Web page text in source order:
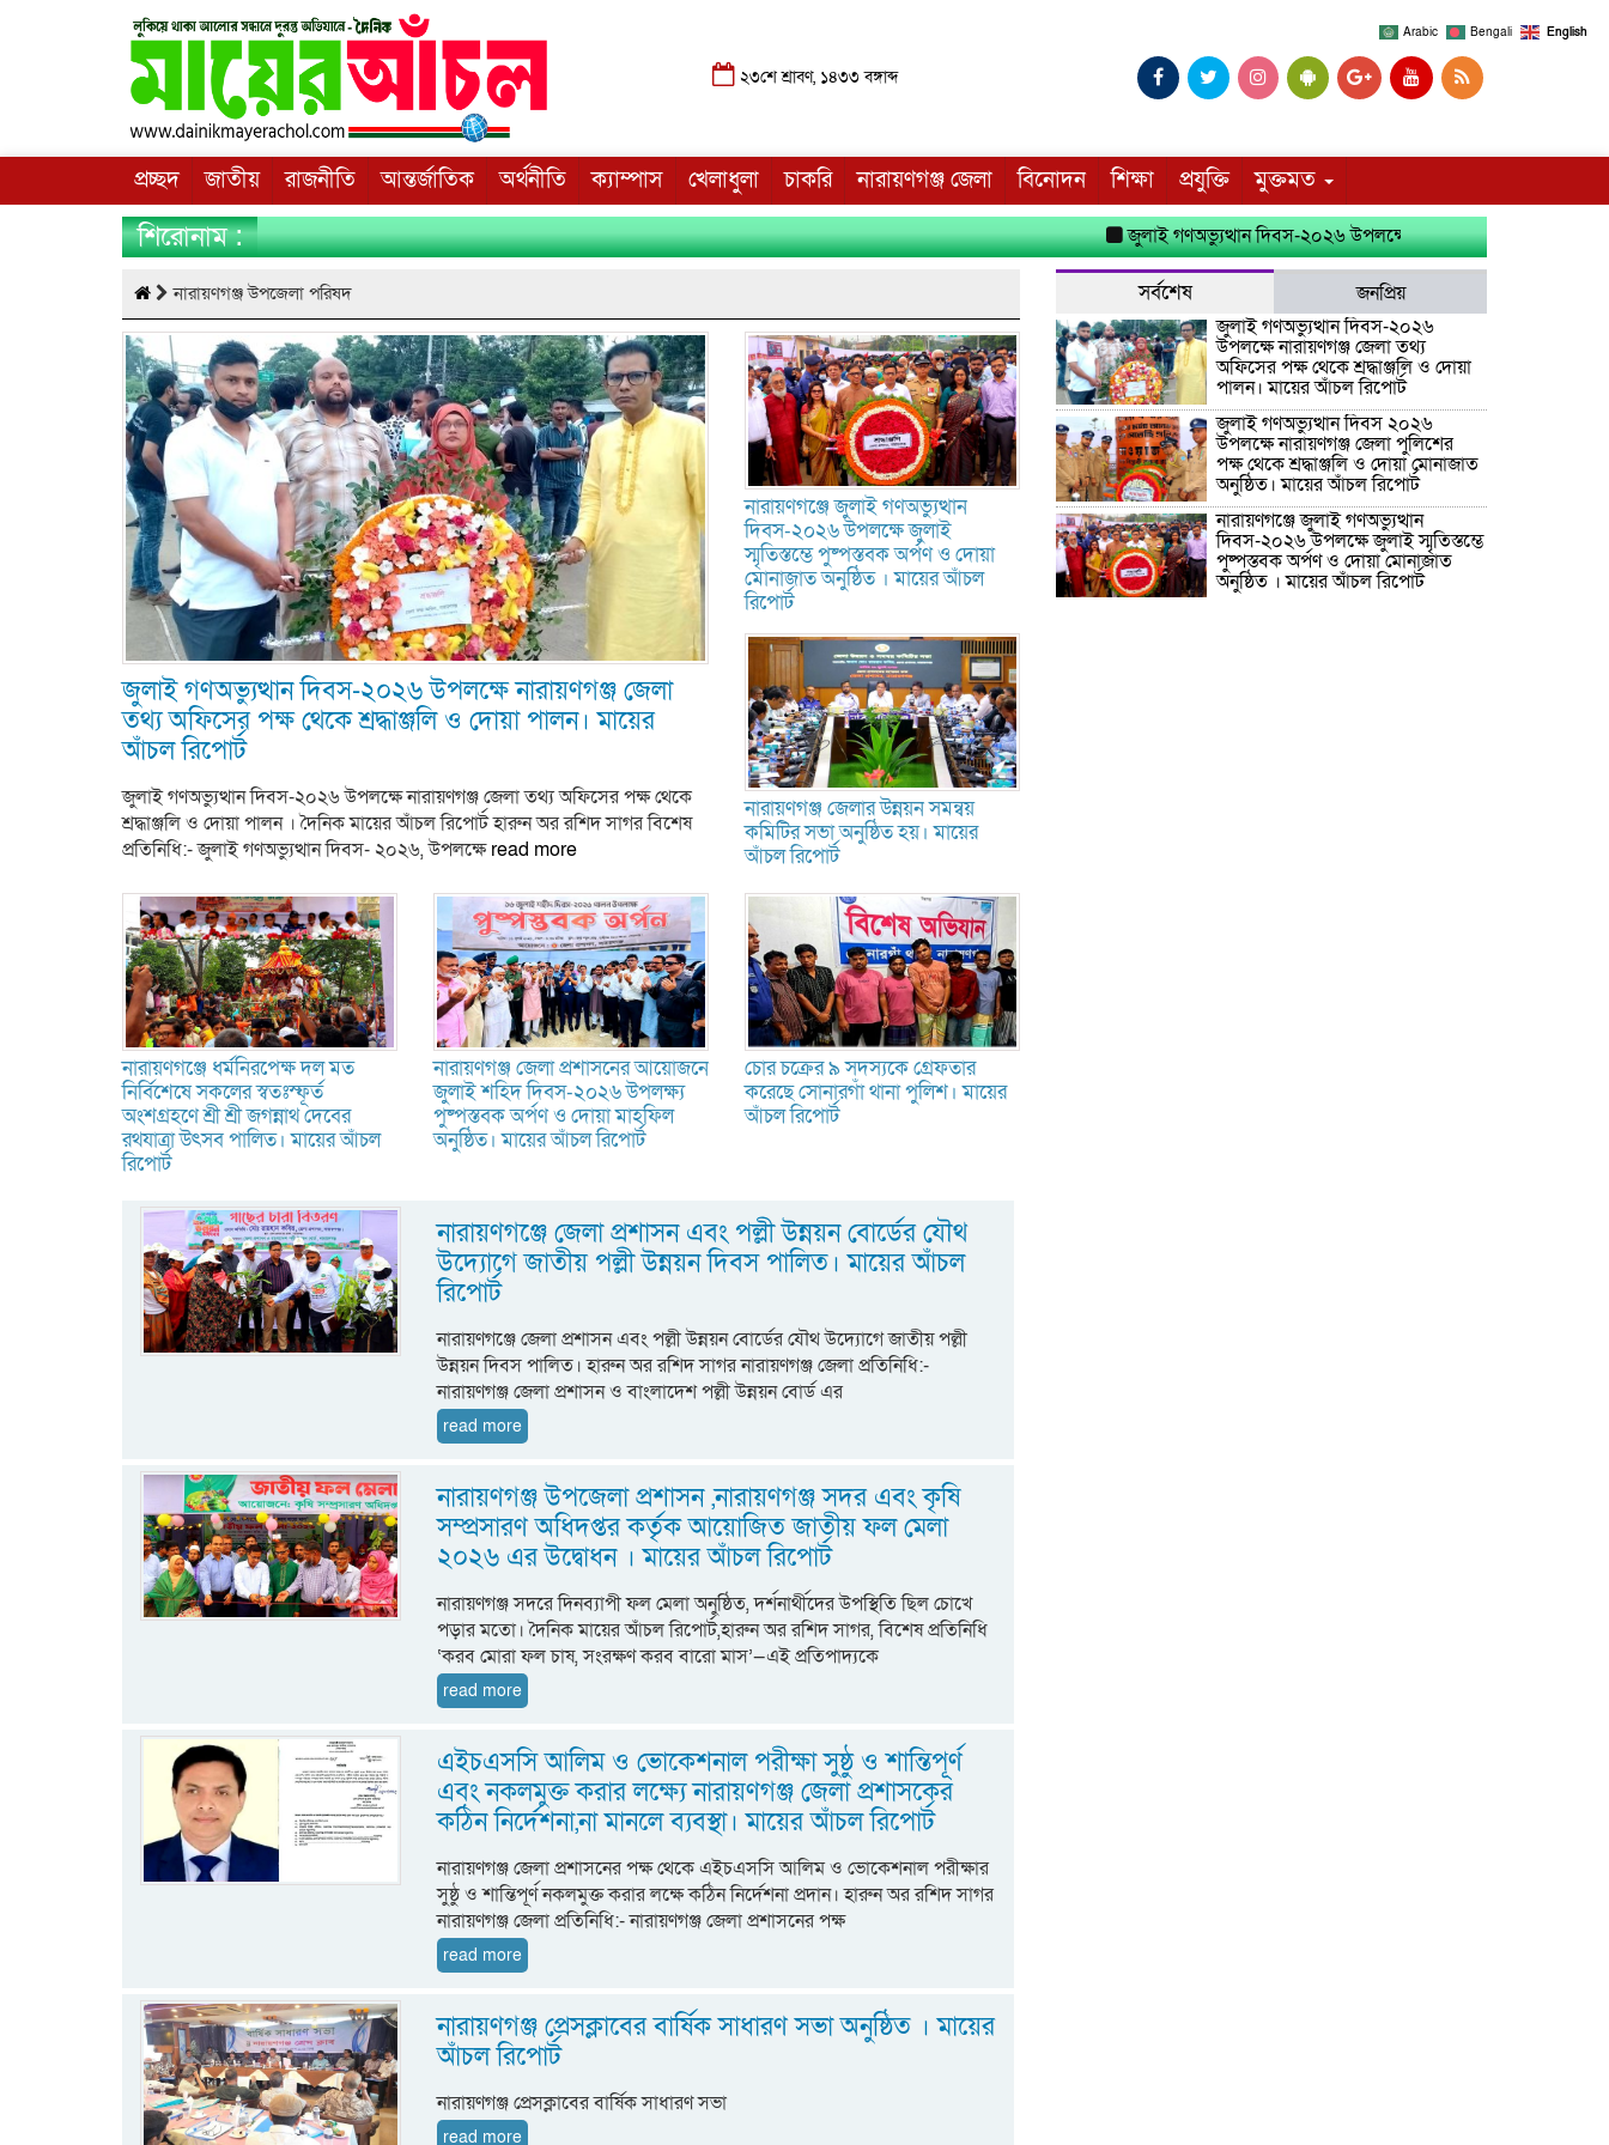
২৩শে শ্রাবণ, ১৪৩৩ বঙ্গাব্দ
প্রচ্ছদ জাতীয় রাজনীতি আন্তর্জাতিক অর্থনীতি ক্যাম্পাস খেলাধুলা চাকরি নারায়ণগঞ্জ জেলা বিনোদন শিক্ষা প্রযুক্তি মুক্তমত
শিরোনাম : জুলাই গণঅভ্যুত্থান দিবস-২০২৬ উপলক্ষে নারায়ণগঞ্জ জেলা তথ্য অফিসের
নারায়ণগঞ্জ উপজেলা পরিষদ
জুলাই গণঅভ্যুত্থান দিবস-২০২৬ উপলক্ষে নারায়ণগঞ্জ জেলা
তথ্য অফিসের পক্ষ থেকে শ্রদ্ধাঞ্জলি ও দোয়া পালন। মায়ের
আঁচল রিপোর্ট
জুলাই গণঅভ্যুত্থান দিবস-২০২৬ উপলক্ষে নারায়ণগঞ্জ জেলা তথ্য অফিসের পক্ষ থেকে
শ্রদ্ধাঞ্জলি ও দোয়া পালন । দৈনিক মায়ের আঁচল রিপোর্ট হারুন অর রশিদ সাগর বিশেষ
প্রতিনিধি:- জুলাই গণঅভ্যুত্থান দিবস- ২০২৬, উপলক্ষেread more
নারায়ণগঞ্জে জুলাই গণঅভ্যুত্থান
দিবস-২০২৬ উপলক্ষে জুলাই
স্মৃতিস্তম্ভে পুষ্পস্তবক অর্পণ ও দোয়া
মোনাজাত অনুষ্ঠিত । মায়ের আঁচল
রিপোর্ট
নারায়ণগঞ্জ জেলার উন্নয়ন সমন্বয়
কমিটির সভা অনুষ্ঠিত হয়। মায়ের
আঁচল রিপোর্ট
নারায়ণগঞ্জে ধর্মনিরপেক্ষ দল মত
নির্বিশেষে সকলের স্বতঃস্ফূর্ত
অংশগ্রহণে শ্রী শ্রী জগন্নাথ দেবের
রথযাত্রা উৎসব পালিত। মায়ের আঁচল
রিপোর্ট
নারায়ণগঞ্জ জেলা প্রশাসনের আয়োজনে
জুলাই শহিদ দিবস-২০২৬ উপলক্ষ্য
পুষ্পস্তবক অর্পণ ও দোয়া মাহফিল
অনুষ্ঠিত। মায়ের আঁচল রিপোর্ট
চোর চক্রের ৯ সদস্যকে গ্রেফতার
করেছে সোনারগাঁ থানা পুলিশ। মায়ের
আঁচল রিপোর্ট
নারায়ণগঞ্জে জেলা প্রশাসন এবং পল্লী উন্নয়ন বোর্ডের যৌথ
উদ্যোগে জাতীয় পল্লী উন্নয়ন দিবস পালিত। মায়ের আঁচল
রিপোর্ট
নারায়ণগঞ্জে জেলা প্রশাসন এবং পল্লী উন্নয়ন বোর্ডের যৌথ উদ্যোগে জাতীয় পল্লী
উন্নয়ন দিবস পালিত। হারুন অর রশিদ সাগর নারায়ণগঞ্জ জেলা প্রতিনিধি:-
নারায়ণগঞ্জ জেলা প্রশাসন ও বাংলাদেশ পল্লী উন্নয়ন বোর্ড এর
read more
নারায়ণগঞ্জ উপজেলা প্রশাসন ,নারায়ণগঞ্জ সদর এবং কৃষি
সম্প্রসারণ অধিদপ্তর কর্তৃক আয়োজিত জাতীয় ফল মেলা
২০২৬ এর উদ্বোধন । মায়ের আঁচল রিপোর্ট
নারায়ণগঞ্জ সদরে দিনব্যাপী ফল মেলা অনুষ্ঠিত, দর্শনার্থীদের উপস্থিতি ছিল চোখে
পড়ার মতো। দৈনিক মায়ের আঁচল রিপোর্ট,হারুন অর রশিদ সাগর, বিশেষ প্রতিনিধি
‘করব মোরা ফল চাষ, সংরক্ষণ করব বারো মাস’—এই প্রতিপাদ্যকে
read more
এইচএসসি আলিম ও ভোকেশনাল পরীক্ষা সুষ্ঠু ও শান্তিপূর্ণ
এবং নকলমুক্ত করার লক্ষ্যে নারায়ণগঞ্জ জেলা প্রশাসকের
কঠিন নির্দেশনা,না মানলে ব্যবস্থা। মায়ের আঁচল রিপোর্ট
নারায়ণগঞ্জ জেলা প্রশাসনের পক্ষ থেকে এইচএসসি আলিম ও ভোকেশনাল পরীক্ষার
সুষ্ঠু ও শান্তিপূর্ণ নকলমুক্ত করার লক্ষে কঠিন নির্দেশনা প্রদান। হারুন অর রশিদ সাগর
নারায়ণগঞ্জ জেলা প্রতিনিধি:- নারায়ণগঞ্জ জেলা প্রশাসনের পক্ষ
read more
নারায়ণগঞ্জ প্রেসক্লাবের বার্ষিক সাধারণ সভা অনুষ্ঠিত । মায়ের
আঁচল রিপোর্ট
নারায়ণগঞ্জ প্রেসক্লাবের বার্ষিক সাধারণ সভা
read more
সর্বশেষ
জনপ্রিয়
জুলাই গণঅভ্যুত্থান দিবস-২০২৬
উপলক্ষে নারায়ণগঞ্জ জেলা তথ্য
অফিসের পক্ষ থেকে শ্রদ্ধাঞ্জলি ও দোয়া
পালন। মায়ের আঁচল রিপোর্ট
জুলাই গণঅভ্যুত্থান দিবস ২০২৬
উপলক্ষে নারায়ণগঞ্জ জেলা পুলিশের
পক্ষ থেকে শ্রদ্ধাঞ্জলি ও দোয়া মোনাজাত
অনুষ্ঠিত। মায়ের আঁচল রিপোর্ট
নারায়ণগঞ্জে জুলাই গণঅভ্যুত্থান
দিবস-২০২৬ উপলক্ষে জুলাই স্মৃতিস্তম্ভে
পুষ্পস্তবক অর্পণ ও দোয়া মোনাজাত
অনুষ্ঠিত । মায়ের আঁচল রিপোর্ট
Arabic Bengali English